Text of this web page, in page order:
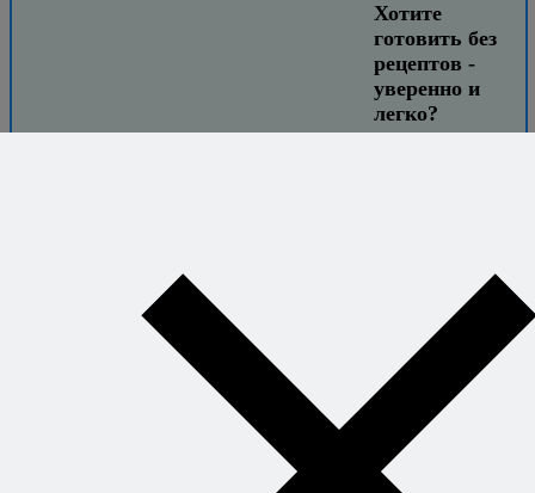
Хотите
готовить без
рецептов -
уверенно и
легко?
придумывать
блюда на ходу
и знать, что всё
получится.